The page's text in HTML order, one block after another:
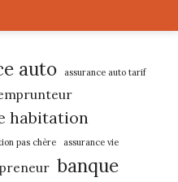
auto assurance auto tarif
habitation
pas chère assurance vie
banque